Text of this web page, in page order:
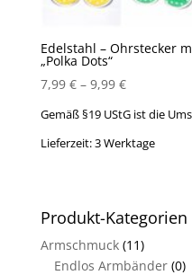
Edelstahl – Ohrstecker
„Polka Dots“
7,99 €– 9,99 €
Gemäß §19 UStG ist die
Lieferzeit:3 Werktage
Produkt-Kategorien
Armschmuck (11)
Endlos Armbänder (0)